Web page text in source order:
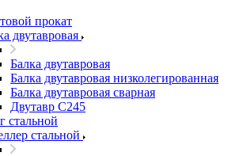
прокат
двутавровая
Балка двутавровая
Балка двутавровая низколегированная
Балка двутавровая сварная
Двутавр С245
стальной
стальной